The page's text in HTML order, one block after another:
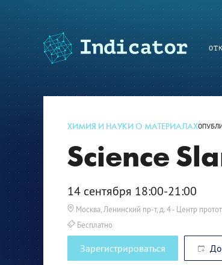
ХИМИЯ И НАУКИ О МАТЕРИАЛАХ
Science
14 сентября 18:00-21:00
Москва, Ленинский пр-т, д. 4- Центр
Бесплатно
Зарегистрироваться